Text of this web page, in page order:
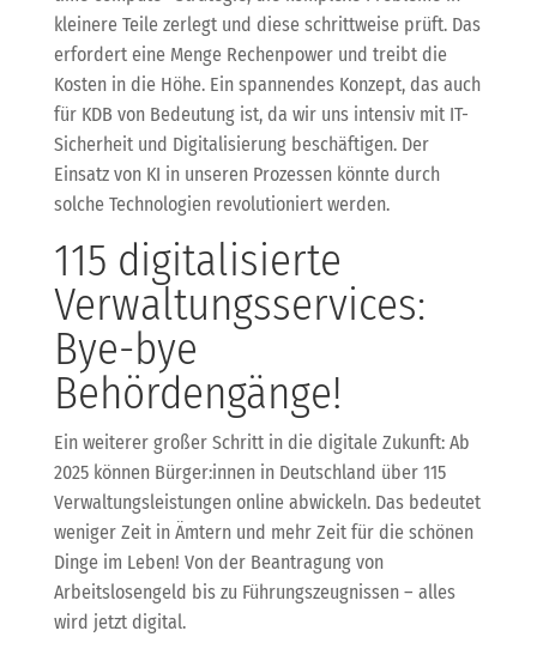
kleinere Teile zerlegt und diese schrittweise prüft. Das
erfordert eine Menge Rechenpower und treibt die
Kosten in die Höhe. Ein spannendes Konzept, das auch
für KDB von Bedeutung ist, da wir uns intensiv mit IT-
Sicherheit und Digitalisierung beschäftigen. Der
Einsatz von KI in unseren Prozessen könnte durch
solche Technologien revolutioniert werden.
115 digitalisierte
Verwaltungsservices:
Bye-bye
Behördengänge!
Ein weiterer großer Schritt in die digitale Zukunft: Ab
2025 können Bürger:innen in Deutschland über 115
Verwaltungsleistungen online abwickeln. Das bedeutet
weniger Zeit in Ämtern und mehr Zeit für die schönen
Dinge im Leben! Von der Beantragung von
Arbeitslosengeld bis zu Führungszeugnissen – alles
wird jetzt digital.